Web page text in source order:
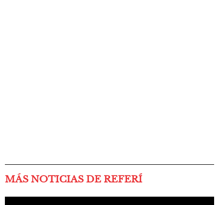
MÁS NOTICIAS DE REFERÍ